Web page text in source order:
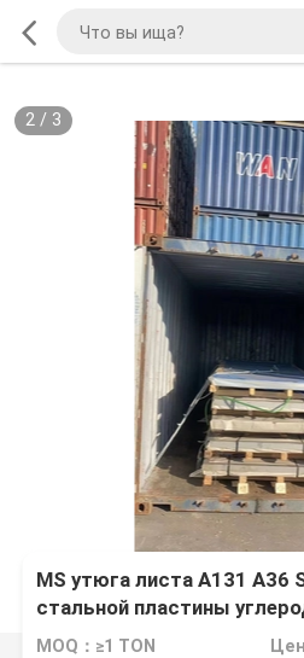
2/ 3
MS утюга листа A131 A36
стальной пластины
горячекатаное слабое
MOQ：≥1 TON